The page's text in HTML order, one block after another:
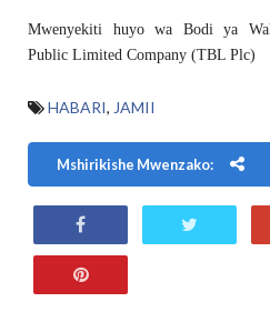
Mwenyekiti huyo wa Bodi ya
Public Limited Company (TBL Plc)
HABARI, JAMII
Mshirikishe Mwenzako: